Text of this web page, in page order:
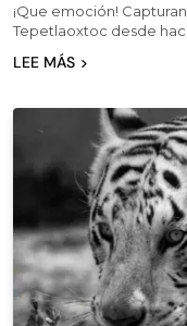
¡Que emoción!
Tepetlaoxtoc desde
LEE MÁS